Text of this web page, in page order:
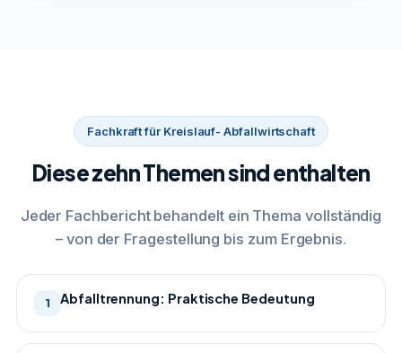
Fachkraft für Kreislauf- Abfallwirtschaft
Diese zehn Themen sind enthalten
Jeder Fachbericht behandelt ein Thema vollständig
– von der Fragestellung bis zum Ergebnis.
1 Abfalltrennung: Praktische Bedeutung